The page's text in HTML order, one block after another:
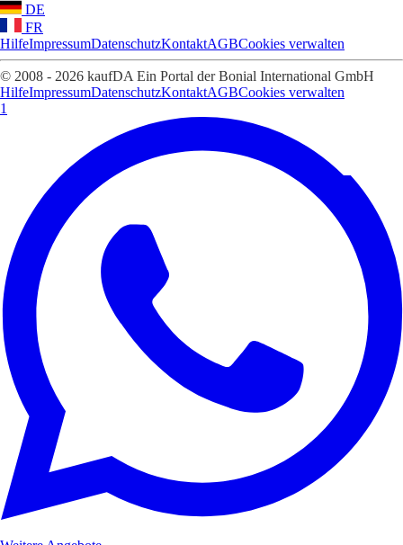
DE
FR
HilfeImpressumDatenschutzKontaktAGBCookies verwalten
© 2008 - 2026 kaufDA Ein Portal der Bonial International GmbH
HilfeImpressumDatenschutzKontaktAGBCookies verwalten
1